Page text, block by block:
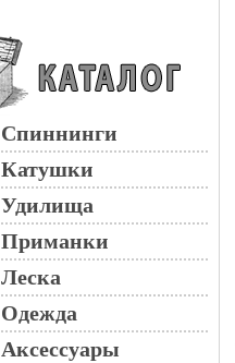
Спиннинги
Катушки
Удилища
Приманки
Леска
Одежда
Аксессуары